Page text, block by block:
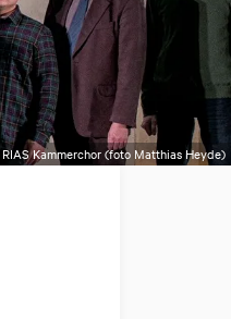
RIAS Kammerchor (foto Matthias Heyde)